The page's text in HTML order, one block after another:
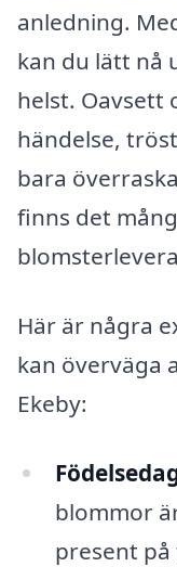
anledning.
kan du lätt nå
helst. Oavsett
händelse,
bara
finns det
Här är några
kan överväga
Ekeby:
blommor
present